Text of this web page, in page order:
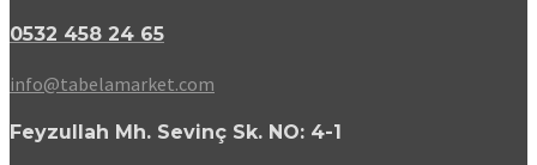
0532 458 24 65
info@tabelamarket.com
Feyzullah Mh. Sevinç Sk. NO: 4-1